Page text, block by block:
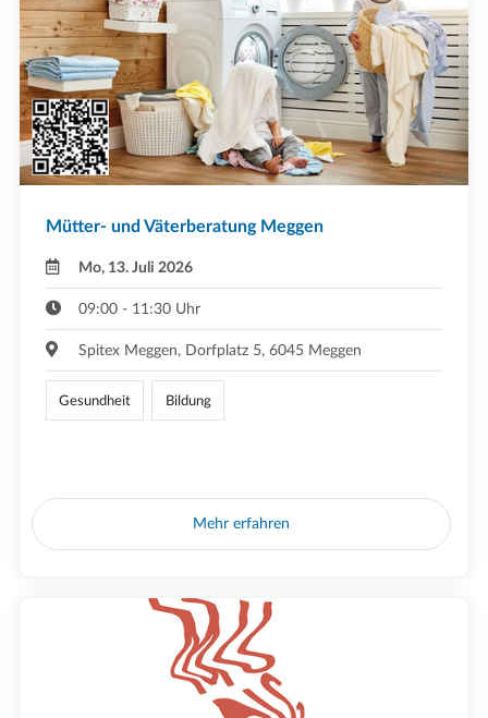
Mütter- und Väterberatung Meggen
Mo, 13. Juli 2026
09:00 - 11:30 Uhr
Spitex Meggen, Dorfplatz 5, 6045 Meggen
Gesundheit Bildung
Mehr erfahren